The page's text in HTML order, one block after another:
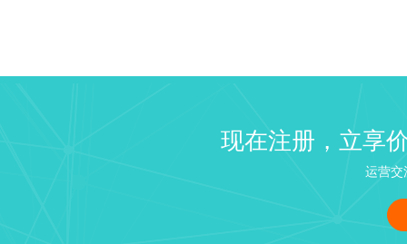
2020-10
这是每个使用windows服务器
识，本文章介绍win...
linux修改管理员密码、
使用linux能节省成本和后期
现在注册，立享
运营交